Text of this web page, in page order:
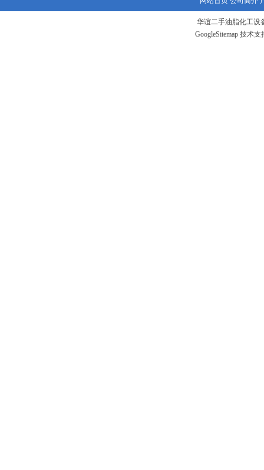
华谊二手油脂化工设
GoogleSitemap 技术支